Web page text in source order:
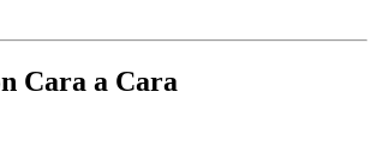
Cara a Cara